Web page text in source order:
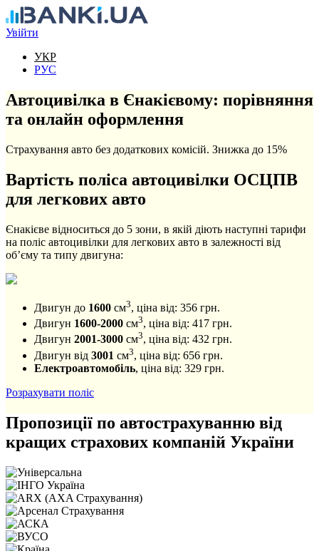
Перейти до основного вмісту
Увійти
УКР
РУС
Автоцивілка в Єнакієвому: порівняння
та онлайн оформлення
Страхування авто без додаткових комісій. Знижка до 15%
Вартість поліса автоцивілки ОСЦПВ
для легкових авто
Єнакієве відноситься до 5 зони, в якій діють наступні тарифи
на поліс автоцивілки для легкових авто в залежності від
об’єму та типу двигуна:
Двигун до 1600 см3, ціна від: 356 грн.
Двигун 1600-2000 см3, ціна від: 417 грн.
Двигун 2001-3000 см3, ціна від: 432 грн.
Двигун від 3001 см3, ціна від: 656 грн.
Електроавтомобіль, ціна від: 329 грн.
Розрахувати поліс
Пропозиції по автострахуванню від
кращих страхових компаній України